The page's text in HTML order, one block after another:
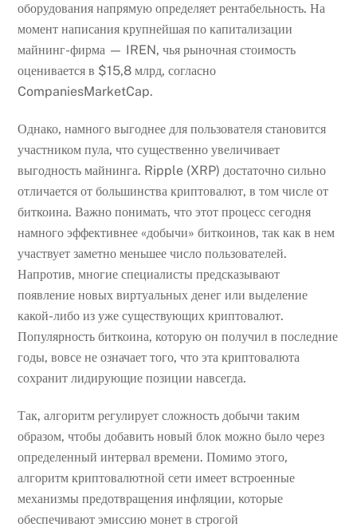
оборудования напрямую определяет рентабельность. На
момент написания крупнейшая по капитализации
майнинг-фирма — IREN, чья рыночная стоимость
оценивается в $15,8 млрд, согласно
CompaniesMarketCap.
Однако, намного выгоднее для пользователя становится
участником пула, что существенно увеличивает
выгодность майнинга. Ripple (XRP) достаточно сильно
отличается от большинства криптовалют, в том числе от
биткоина. Важно понимать, что этот процесс сегодня
намного эффективнее «добычи» биткоинов, так как в нем
участвует заметно меньшее число пользователей.
Напротив, многие специалисты предсказывают
появление новых виртуальных денег или выделение
какой-либо из уже существующих криптовалют.
Популярность биткоина, которую он получил в последние
годы, вовсе не означает того, что эта криптовалюта
сохранит лидирующие позиции навсегда.
Так, алгоритм регулирует сложность добычи таким
образом, чтобы добавить новый блок можно было через
определенный интервал времени. Помимо этого,
алгоритм криптовалютной сети имеет встроенные
механизмы предотвращения инфляции, которые
обеспечивают эмиссию монет в строгой